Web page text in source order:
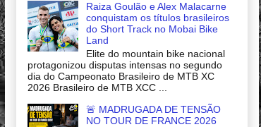
Raiza Goulão e Alex Malacarne
conquistam os títulos brasileiros
do Short Track no Mobai Bike
Land
Elite do mountain bike nacional
protagonizou disputas intensas no segundo
dia do Campeonato Brasileiro de MTB XC
2026 Brasileiro de MTB XCC ...
🚨 MADRUGADA DE TENSÃO
NO TOUR DE FRANCE 2026